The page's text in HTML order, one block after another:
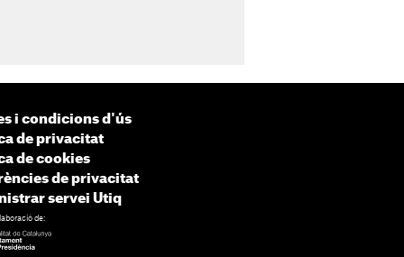
i condicions d'ús
de privacitat
de cookies
de privacitat
servei Utiq
de: